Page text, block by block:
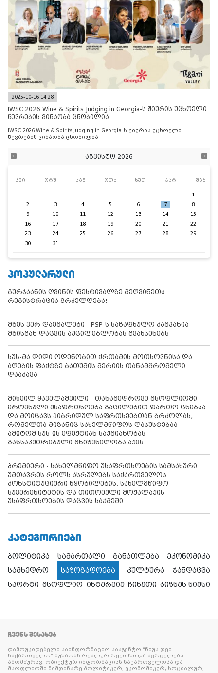
2025-10-16 14:28
IWSC 2026 Wine & Spirits Judging in Georgia-ს ჟიურის უცხოელი
წევრების ვინაობა ცნობილია
IWSC 2026 Wine & Spirits Judging in Georgia-ს ჟიურის უცხოელი
წევრების ვინაობა ცნობილია
აგვისტო 2026
კვი ორშ სამ ოთხ ხუთ პარ შაბ
1
2
3 4 5 6 7
8
9
10 11 12 13 14
15
16
17 18 19 20 21
22
23
24 25 26 27 28
29
30
31
ᲞᲝᲞᲣᲚᲐᲠᲣᲚᲘ
გურჯაანის ღვინის ფესტივალზე მეღვინეთა
რეგისტრაცია გრძელდება!
მზეს ვერ დაემალები - PSP-ს საზაფხულო კამპანია
მზისგან დაცვის აუცილებლობას გვახსენებს
სუს-მა დიდი ოდენობით ქრთამის მოთხოვნისა და
აღების ფაქტზე ბათუმის მერიის თანამშრომელი
დააკავა
მიხეილ ყაველაშვილი - თანამედროვე მსოფლიოში
ეროვნული უსაფრთხოება გაცილებით ფართო ცნებაა
და მოიცავს ჰიბრიდულ საფრთხეებთან ბრძოლას,
რომელთა მიზანიც სახელმწიფოს დასუსტებაა -
ამიტომ სუს-ის ეფექტიან საქმიანობას
განსაკუთრებული მნიშვნელობა აქვს
პრემიერი - სახელმწიფო უსაფრთხოების სამსახური
უმთავრეს როლს ასრულებს საქართველოს
კონსტიტუციური წყობილების, სახელმწიფო
სუვერენიტეტის და თითოეული მოქალაქის
უსაფრთხოების დაცვის საქმეში
ᲙᲐᲢᲔᲒᲝᲠᲘᲔᲑᲘ
პოლიტიკა სამართალი განათლება
ეკონომიკა
სამხედრო
საზოგადოება კულტურა
ჯანდაცვა
სპორტი მსოფლიო ინტერვიუ ჩინეთი ბიზნეს ნიუსი
ᲩᲕᲔᲜᲡ ᲨᲔᲡᲐᲮᲔᲑ
დამოუკიდებელი საინფორმაციო სააგენტო “ნიუს დეი
საქართველო” მუშაობს რეალურ რეჟიმში და ავრცელებს
ამომწურავ, ობიექტურ ინფორმაციას საქართველოსა და
მსოფლიოში მიმდინარე პოლიტიკურ, ეკონომიკურ, სოციალურ,